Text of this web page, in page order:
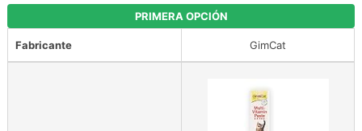
PRIMERA OPCIÓN
Fabricante GimCat